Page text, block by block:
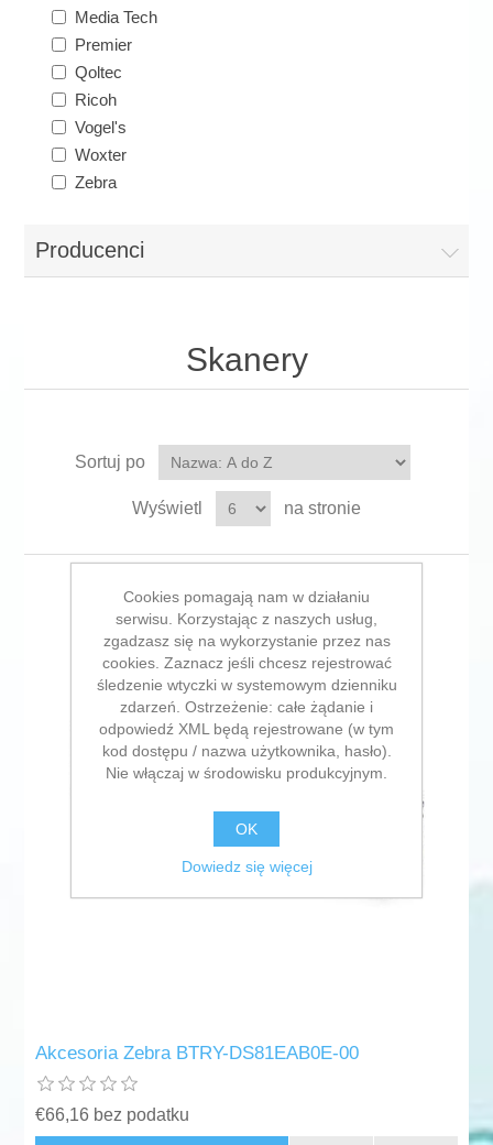
Media Tech
Premier
Qoltec
Ricoh
Vogel's
Woxter
Zebra
Producenci
Skanery
Sortuj po
Wyświetl na stronie
Akcesoria Zebra BTRY-DS81EAB0E-00
€66,16 bez podatku
Cookies pomagają nam w działaniu
serwisu. Korzystając z naszych usług,
zgadzasz się na wykorzystanie przez nas
cookies. Zaznacz jeśli chcesz rejestrować
śledzenie wtyczki w systemowym dzienniku
zdarzeń. Ostrzeżenie: całe żądanie i
odpowiedź XML będą rejestrowane (w tym
kod dostępu / nazwa użytkownika, hasło).
Nie włączaj w środowisku produkcyjnym.
OK
Dowiedz się więcej